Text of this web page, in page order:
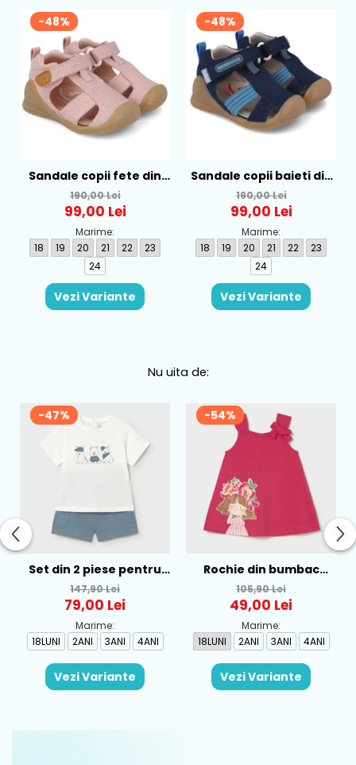
-48%
Sandale copii fete din
textil Biomecanics, Roz -
252181-B032
190,00 Lei
99,00 Lei
Marime:
18
19 20 21 22
23
24
Vezi Variante
-48%
Sandale copii baieti din
textil Biomecanics,
Albastru - 252175-A089
190,00 Lei
99,00 Lei
Marime:
18
19 20 21 22
23
24
Vezi Variante
Nu uita de:
-47%
Set din 2 piese pentru
baieti Mayoral, Alb-
Albastru - 1665-31
147,90 Lei
79,00 Lei
Marime:
18LUNI
2ANI 3ANI 4ANI
Vezi Variante
-54%
Rochie din bumbac
pentru fete Mayoral,
Rosu - 1930-069
105,90 Lei
49,00 Lei
Marime:
18LUNI
2ANI 3ANI 4ANI
Vezi Variante